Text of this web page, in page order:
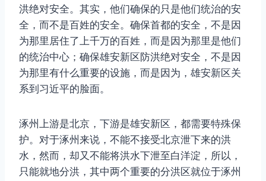
洪绝对安全。其实，他们确保的只是他们统治的安
全，而不是百姓的安全。确保首都的安全，不是因
为那里居住了上千万的百姓，而是因为那里是他们
的统治中心；确保雄安新区防洪绝对安全，不是因
为那里有什么重要的设施，而是因为，雄安新区关
系到习近平的脸面。
涿州上游是北京，下游是雄安新区，都需要特殊保
护。对于涿州来说，不能不接受北京泄下来的洪
水，然而，却又不能将洪水下泄至白洋淀，所以，
只能就地分洪，其中两个重要的分洪区就位于涿州